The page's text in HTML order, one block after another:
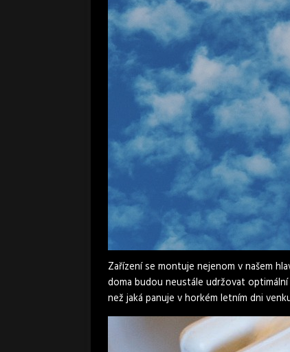
Zařízení se montuje nejenom v našem
doma budou neustále udržovat
než jaká panuje v horkém letním dni